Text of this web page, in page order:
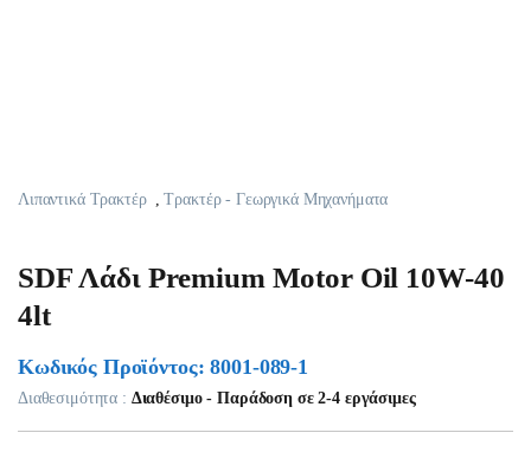
Λιπαντικά Τρακτέρ ,Τρακτέρ - Γεωργικά Μηχανήματα
SDF Λάδι Premium Motor Oil 10W-40
4lt
Κωδικός Προϊόντος: 8001-089-1
Διαθεσιμότητα : Διαθέσιμο - Παράδοση σε 2-4 εργάσιμες